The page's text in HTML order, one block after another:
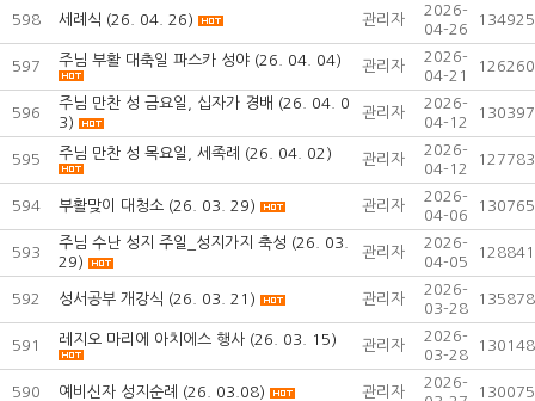
598 세례식 (26. 04. 26) 관리자
2026-
04-26
134925
597 주님 부활 대축일 파스카 성야 (26. 04. 04) 관리자
2026-
04-21
126260
596
주님 만찬 성 금요일, 십자가 경배 (26. 04. 0
3)
관리자
2026-
04-12
130397
595 주님 만찬 성 목요일, 세족례 (26. 04. 02) 관리자
2026-
04-12
127783
594 부활맞이 대청소 (26. 03. 29) 관리자
2026-
04-06
130765
593
주님 수난 성지 주일_성지가지 축성 (26. 03.
29)
관리자
2026-
04-05
128841
592 성서공부 개강식 (26. 03. 21) 관리자
2026-
03-28
135878
591 레지오 마리에 아치에스 행사 (26. 03. 15) 관리자
2026-
03-28
130148
590 예비신자 성지순례 (26. 03.08) 관리자
2026-
130075